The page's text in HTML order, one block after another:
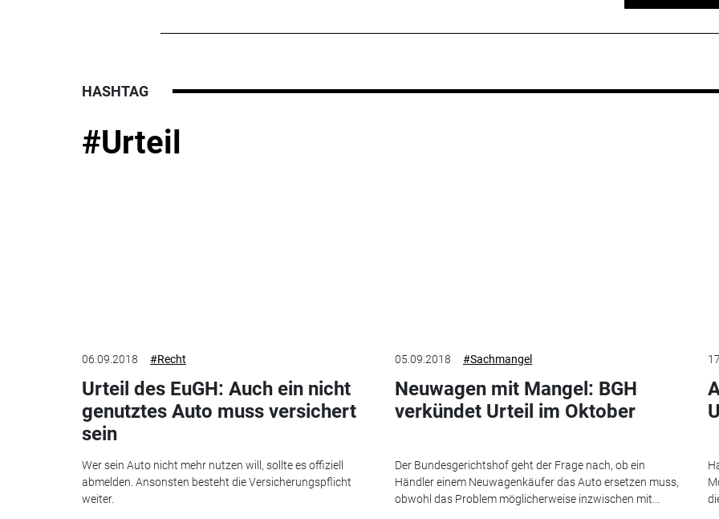
HASHTAG
#Urteil
06.09.2018 #Recht
Urteil des EuGH: Auch ein nicht
genutztes Auto muss versichert
sein
Wer sein Auto nicht mehr nutzen will, sollte es offiziell
abmelden. Ansonsten besteht die Versicherungspflicht
weiter.
05.09.2018 #Sachmangel
Neuwagen mit Mangel: BGH
verkündet Urteil im Oktober
Der Bundesgerichtshof geht der Frage nach, ob ein
Händler einem Neuwagenkäufer das Auto ersetzen muss,
obwohl das Problem möglicherweise inzwischen mit...